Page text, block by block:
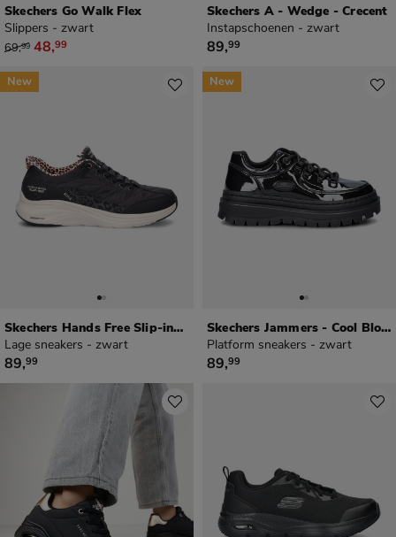
Skechers Go Walk Flex
Slippers - zwart
van € 69,99 voor € 48,99
69,99 48,99
Skechers A - Wedge - Crecent
Instapschoenen - zwart
€ 89,99
89,99
Skechers Hands Free Slip-ins Contour Foam - Cozy Fit Leopard Dream
Lage sneakers - zwart
€ 89,99
89,99
New
Skechers Jammers - Cool Block
Platform sneakers - zwart
€ 89,99
89,99
New